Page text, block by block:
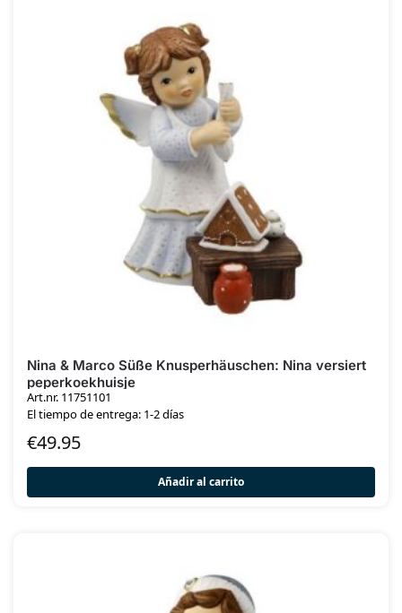
Nina & Marco Süße Knusperhäuschen: Nina versiert
peperkoekhuisje
Art.nr. 11751101
El tiempo de entrega: 1-2 días
€49.95
Añadir al carrito